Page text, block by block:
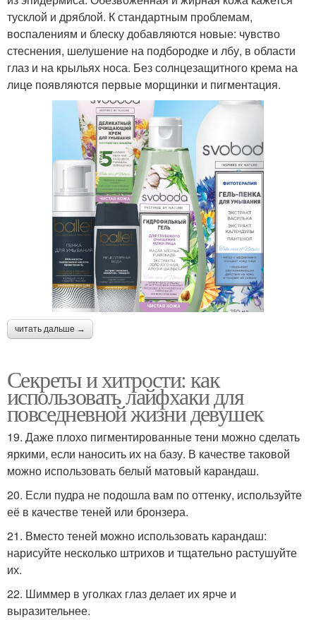
тусклой и дряблой. К стандартным проблемам,
воспалениям и блеску добавляются новые: чувство
стеснения, шелушение на подбородке и лбу, в области
глаз и на крыльях носа. Без солнцезащитного крема на
лице появляются первые морщинки и пигментация.
читать дальше →
Секреты и хитрости: как
использовать лайфхаки для
повседневной жизни девушек
19. Даже плохо пигментированные тени можно сделать
яркими, если наносить их на базу. В качестве таковой
можно использовать белый матовый карандаш.
20. Если пудра не подошла вам по оттенку, используйте
её в качестве теней или бронзера.
21. Вместо теней можно использовать карандаш:
нарисуйте несколько штрихов и тщательно растушуйте
их.
22. Шиммер в уголках глаз делает их ярче и
выразительнее.